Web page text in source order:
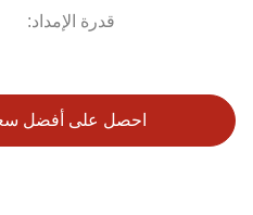
قدرة الإمداد:
احصل على أفضل